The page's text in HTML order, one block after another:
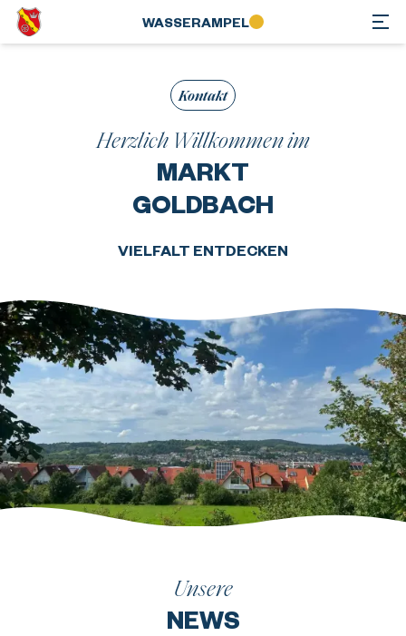
WASSER­AMPEL
Kontakt
Herzlich Willkommen im
MARKT
GOLDBACH
VIELFALT ENTDECKEN
Unsere
NEWS